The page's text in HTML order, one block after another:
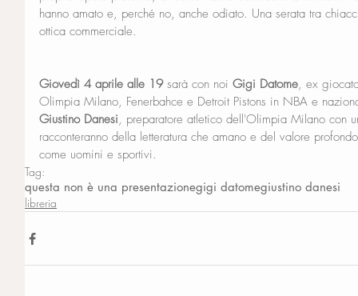
hanno amato e, perché no, anche odiato. Una serata tra
ottica commerciale.
Giovedì 4 aprile alle 19 sarà con noi Gigi Datome, ex
Olimpia Milano, Fenerbahce e Detroit Pistons in NBA e
Giustino Danesi, preparatore atletico dell'Olimpia Milano con
racconteranno della letteratura che amano e del valore
come uomini e sportivi.
Tag:
questa non è una presentazionegigi datomegiustino danesi
libreria